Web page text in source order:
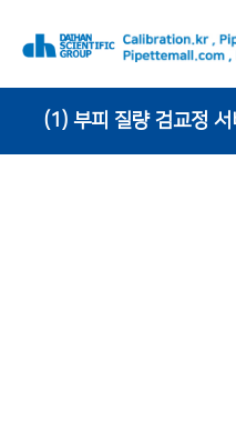
(1) 부피 질량 검교정 서